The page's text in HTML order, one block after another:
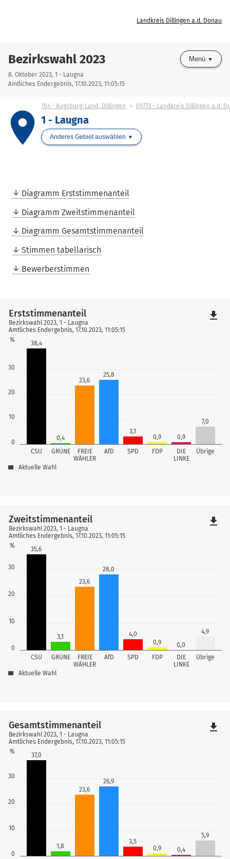
Landkreis Dillingen a.d. Donau
Bezirkswahl 2023
8. Oktober 2023, 1 - Laugna
Amtliches Endergebnis, 17.10.2023, 11:05:15
Menü
place
704 - Augsburg-Land, Dillingen 09773 - Landkreis Dillingen a.d.
1 - Laugna
Anderes Gebiet auswählen
Diagramm Erststimmenanteil
Diagramm Zweitstimmenanteil
Diagramm Gesamtstimmenanteil
Stimmen tabellarisch
Bewerberstimmen
0
10
20
30
%
CSU GRÜNE
FREIE
WÄHLER
AfD SPD FDP
DIE
LINKE
Übrige
38,4
0,4
23,6
25,8
3,1
0,9 0,9
7,0
Erststimmenanteil
Bezirkswahl 2023, 1 - Laugna
Amtliches Endergebnis, 17.10.2023, 11:05:15
Aktuelle Wahl
file_download
0
10
20
30
%
CSU GRÜNE
FREIE
WÄHLER
AfD SPD FDP
DIE
LINKE
Übrige
35,6
3,1
23,6
28,0
4,0
0,9
0,0
4,9
Zweitstimmenanteil
Bezirkswahl 2023, 1 - Laugna
Amtliches Endergebnis, 17.10.2023, 11:05:15
Aktuelle Wahl
file_download
0
10
20
30
%
37,0
1,8
23,6
26,9
3,5
0,9
0,4
5,9
Gesamtstimmenanteil
Bezirkswahl 2023, 1 - Laugna
Amtliches Endergebnis, 17.10.2023, 11:05:15
file_download